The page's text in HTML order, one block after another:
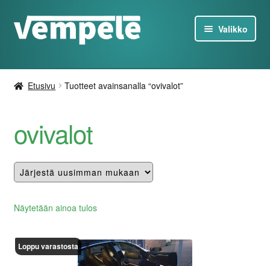
Siirry
navigointiin
Siirry
sisältöön
Valikko
Tarjoukset
Tietoa
Etusivu Tuotteet avainsanalla “ovivalot”
ovivalot
Näytetään ainoa tulos
Loppu varastosta